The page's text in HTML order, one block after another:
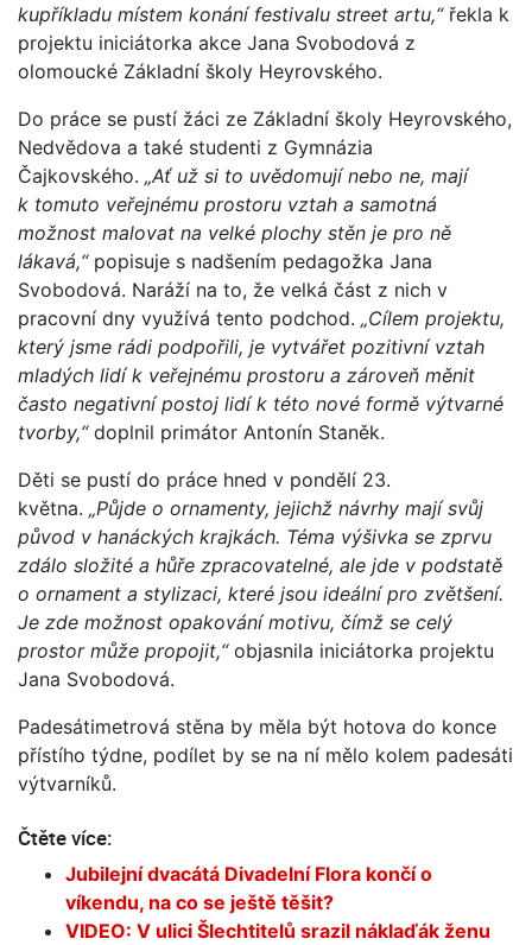
kupříkladu místem konání festivalu street artu,“řekla k
projektu iniciátorka akce Jana Svobodová z
olomoucké Základní školy Heyrovského.
Do práce se pustí žáci ze Základní školy Heyrovského,
Nedvědova a také studenti z Gymnázia
Čajkovského. „Ať už si to uvědomují nebo ne, mají
k tomuto veřejnému prostoru vztah a samotná
možnost malovat na velké plochy stěn je pro ně
lákavá,“popisuje s nadšením pedagožka Jana
Svobodová. Naráží na to, že velká část z nich v
pracovní dny využívá tento podchod. „Cílem projektu,
který jsme rádi podpořili, je vytvářet pozitivní vztah
mladých lidí k veřejnému prostoru a zároveň měnit
často negativní postoj lidí k této nové formě výtvarné
tvorby,“doplnil primátor Antonín Staněk.
Děti se pustí do práce hned v pondělí 23.
května. „Půjde o ornamenty, jejichž návrhy mají svůj
původ v hanáckých krajkách. Téma výšivka se zprvu
zdálo složité a hůře zpracovatelné, ale jde v podstatě
o ornament a stylizaci, které jsou ideální pro zvětšení.
Je zde možnost opakování motivu, čímž se celý
prostor může propojit,“objasnila iniciátorka projektu
Jana Svobodová.
Padesátimetrová stěna by měla být hotova do konce
přístího týdne, podílet by se na ní mělo kolem padesáti
výtvarníků.
Čtěte více:
Jubilejní dvacátá Divadelní Flora končí o
víkendu, na co se ještě těšit?
VIDEO: V ulici Šlechtitelů srazil náklaďák ženu